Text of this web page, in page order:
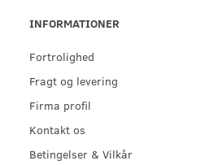
INFORMATIONER
Fortrolighed
Fragt og levering
Firma profil
Kontakt os
Betingelser & Vilkår